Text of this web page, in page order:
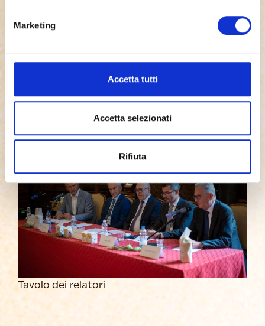
Marketing
Accetta tutti
Accetta selezionati
Rifiuta
Matteo Sivero, lo Chef stellato veronese più
Tavolo dei relatori